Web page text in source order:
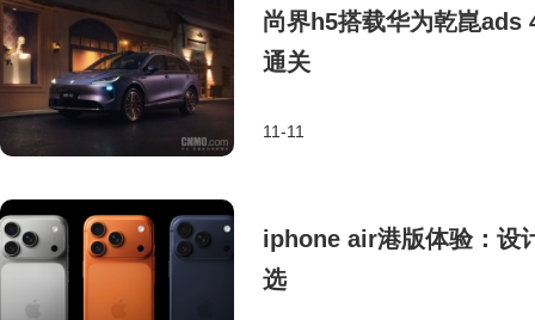
尚界h5搭载华为乾崑ads
通关
11-11
iphone air港版体验：设
选